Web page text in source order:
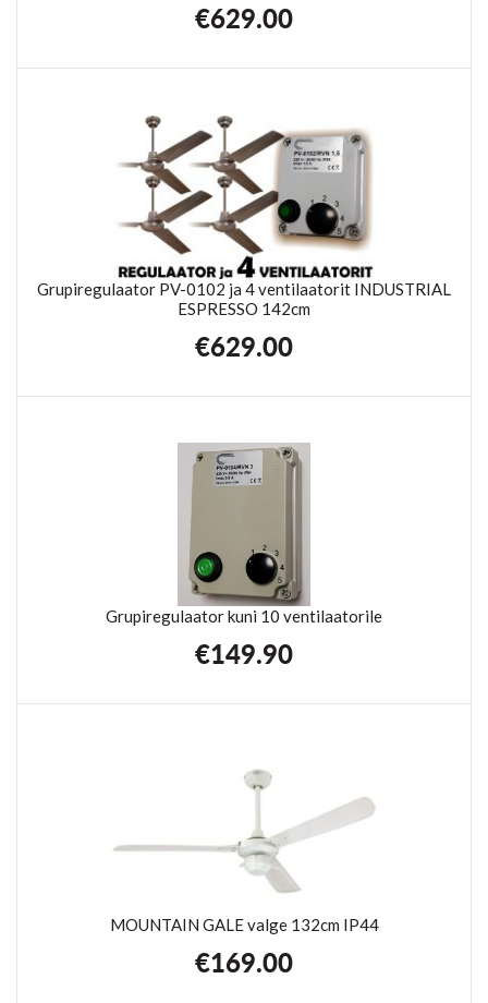
€629.00
Grupiregulaator PV-0102 ja 4 ventilaatorit INDUSTRIAL
ESPRESSO 142cm
€629.00
Grupiregulaator kuni 10 ventilaatorile
€149.90
MOUNTAIN GALE valge 132cm IP44
€169.00